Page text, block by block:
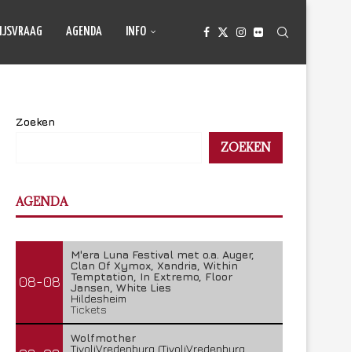
AGENDA INFO
Zoeken
ZOEKEN
AGENDA
08-08
M'era Luna Festival met o.a. Auger,
Clan Of Xymox, Xandria, Within
Temptation, In Extremo, Floor
Jansen, White Lies
Hildesheim
Tickets
Wolfmother
TivoliVredenburg (TivoliVredenburg